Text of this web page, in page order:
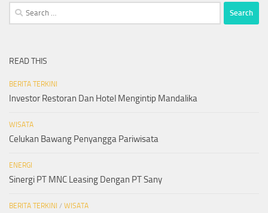
Search
for:
READ THIS
BERITA TERKINI
Investor Restoran Dan Hotel Mengintip Mandalika
WISATA
Celukan Bawang Penyangga Pariwisata
ENERGI
Sinergi PT MNC Leasing Dengan PT Sany
BERITA TERKINI / WISATA